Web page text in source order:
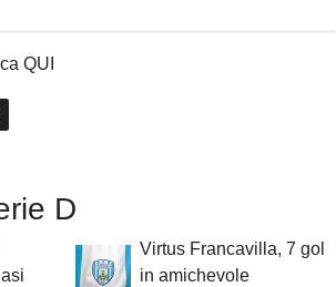
QUI
D
Virtus Francavilla, 7 gol
in amichevole